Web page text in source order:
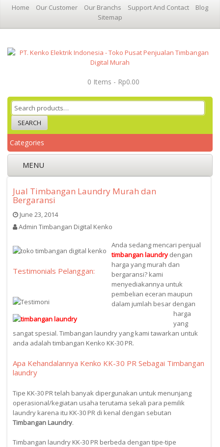
Home Our Customer Our Branchs Support And Contact
Blog
Sitemap
Login / Register
0 Items - Rp0.00
SEARCH
Categories
MENU
Jual Timbangan Laundry Murah dan
Bergaransi
June 23, 2014
Admin Timbangan Digital Kenko
Testimonials Pelanggan:
Anda sedang mencari penjual
timbangan laundry dengan
harga yang murah dan
bergaransi? kami
menyediakannya untuk
pembelian eceran maupun
dalam jumlah besar dengan
harga
yang
sangat spesial. Timbangan laundry yang kami tawarkan untuk
anda adalah timbangan Kenko KK-30 PR.
Apa Kehandalannya Kenko KK-30 PR Sebagai Timbangan
laundry
Tipe KK-30 PR telah banyak dipergunakan untuk menunjang
operasional/kegiatan usaha terutama sekali para pemilik
laundry karena itu KK-30 PR di kenal dengan sebutan
Timbangan Laundry.
Timbangan laundry KK-30 PR berbeda dengan tipe-tipe